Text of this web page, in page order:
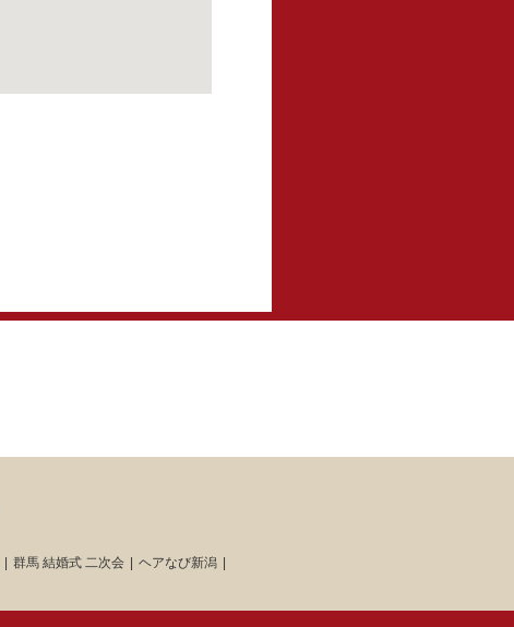
群馬 結婚式 二次会
ヘアなび新潟